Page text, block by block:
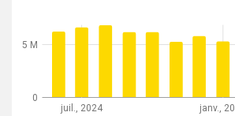
juil., 2024 janv.,
0
5 M